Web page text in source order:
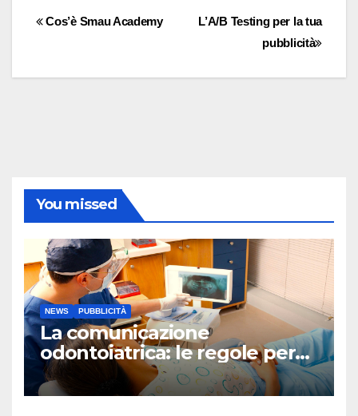
Navigazione
L’A/B Testing per la tua
pubblicità
Cos’è Smau Academy
You missed
NEWS PUBBLICITÀ
La comunicazione
odontoiatrica: le regole per
una Sanità Trasparente